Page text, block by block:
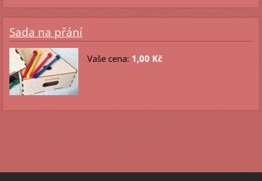
Sada na přání
Vaše cena: 1,00 Kč